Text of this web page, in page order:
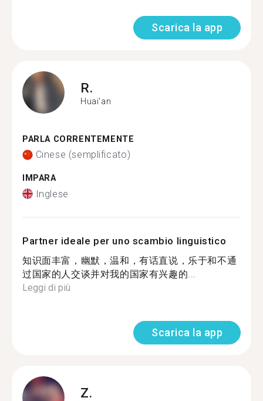
Scarica la app
R.
Huai'an
PARLA CORRENTEMENTE
Cinese (semplificato)
IMPARA
Inglese
Partner ideale per uno scambio linguistico
知识面丰富，幽默，温和，有话直说，乐于和不通
过国家的人交谈并对我的国家有兴趣的...
Leggi di più
Scarica la app
Z.